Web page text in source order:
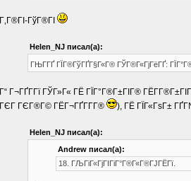
Г‚Г®ГІ-ГўГ®ГІ
Helen_NJ писал(а):
ГЊГ­ГҐ ГЇГ®ГўГҐГ§Г«Г® ГЎГ®Г«ГјГёГҐ:
Г“ Г¬ГҐГ­Гї ГЎГ»Г« ГЁ ГЇГ°Г®Г±ГІГ®
ГЄГ ГЄГ®Г© ГЁГ¬ГҐГ­Г­Г®
), ГЁ ГЇГ«ГѕГ±
Helen_NJ писал(а):
Andrew писал(а):
18. ГЉГіГ«ГјГІГіГ°Г®Г«Г®ГЈГЁГї.